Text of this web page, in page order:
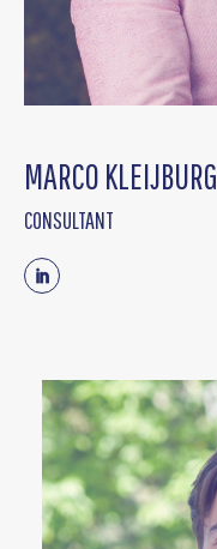
MARCO KLEIJBURG
CONSULTANT
Linkedin